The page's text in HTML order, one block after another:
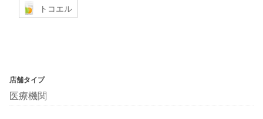
トコエル
店舗タイプ
医療機関